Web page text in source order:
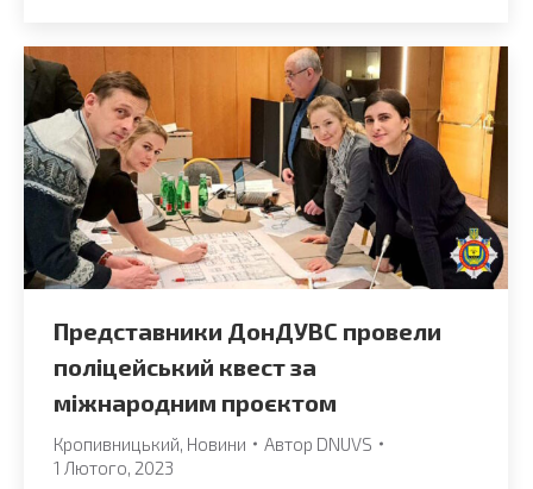
Представники ДонДУВС провели
поліцейський квест за
міжнародним проєктом
Кропивницький Новини Автор DNUVS
1 Лютого, 2023